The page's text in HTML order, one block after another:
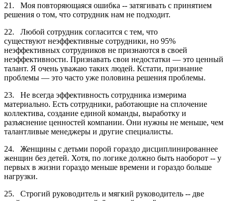
21. Моя повторяющаяся ошибка -- затягивать с принятием
решения о том, что сотрудник нам не подходит.
22. Любой сотрудник согласится с тем, что
существуют неэффективные сотрудники, но 95%
неэффективных сотрудников не признаются в своей
неэффективности. Признавать свои недостатки ― это ценный
талант. Я очень уважаю таких людей. Кстати, признание
проблемы ― это часто уже половина решения проблемы.
23. Не всегда эффективность сотрудника измерима
материально. Есть сотрудники, работающие на сплочение
коллектива, создание единой команды, выработку и
разъяснение ценностей компании. Они нужны не меньше, чем
талантливые менеджеры и другие специалисты.
24. Женщины с детьми порой гораздо дисциплинированнее
женщин без детей. Хотя, по логике должно быть наоборот -- у
первых в жизни гораздо меньше времени и гораздо больше
нагрузки.
25. Строгий руководитель и мягкий руководитель -- две